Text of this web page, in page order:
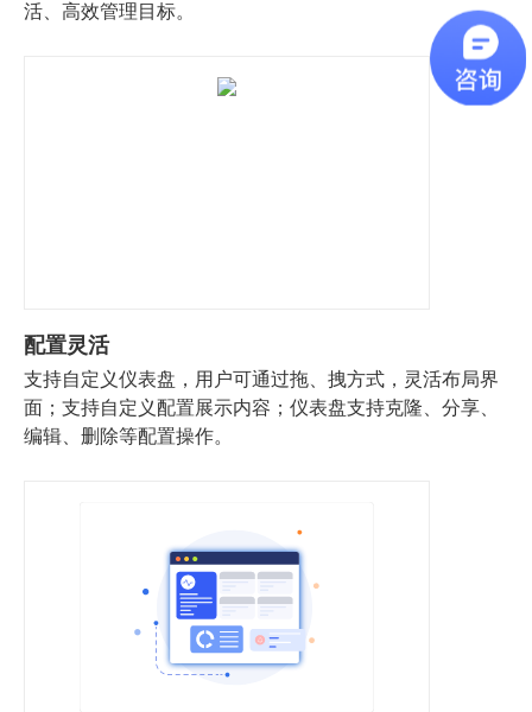
活、高效管理目标。
配置灵活
支持自定义仪表盘，用户可通过拖、拽方式，灵活布局界
面；支持自定义配置展示内容；仪表盘支持克隆、分享、
编辑、删除等配置操作。